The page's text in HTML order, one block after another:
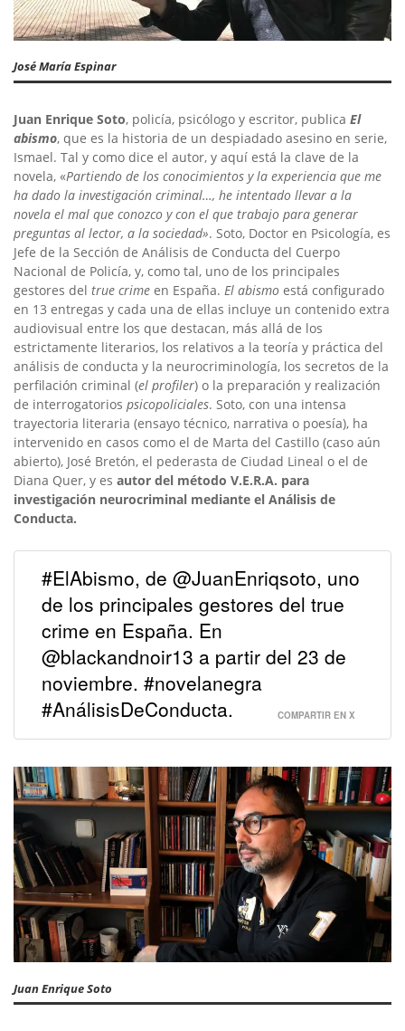
José María Espinar
Juan Enrique Soto, policía, psicólogo y escritor, publica El
abismo, que es la historia de un despiadado asesino en serie,
Ismael. Tal y como dice el autor, y aquí está la clave de la
novela, «Partiendo de los conocimientos y la experiencia que me
ha dado la investigación criminal…, he intentado llevar a la
novela el mal que conozco y con el que trabajo para generar
preguntas al lector, a la sociedad». Soto, Doctor en Psicología, es
Jefe de la Sección de Análisis de Conducta del Cuerpo
Nacional de Policía, y, como tal, uno de los principales
gestores del true crime en España. El abismo está configurado
en 13 entregas y cada una de ellas incluye un contenido extra
audiovisual entre los que destacan, más allá de los
estrictamente literarios, los relativos a la teoría y práctica del
análisis de conducta y la neurocriminología, los secretos de la
perfilación criminal (el profiler) o la preparación y realización
de interrogatorios psicopoliciales. Soto, con una intensa
trayectoria literaria (ensayo técnico, narrativa o poesía), ha
intervenido en casos como el de Marta del Castillo (caso aún
abierto), José Bretón, el pederasta de Ciudad Lineal o el de
Diana Quer, y es autor del método V.E.R.A. para
investigación neurocriminal mediante el Análisis de
Conducta.
#ElAbismo, de @JuanEnriqsoto, uno
de los principales gestores del true
crime en España. En
@blackandnoir13 a partir del 23 de
noviembre. #novelanegra
#AnálisisDeConducta.
COMPARTIR EN X
Juan Enrique Soto